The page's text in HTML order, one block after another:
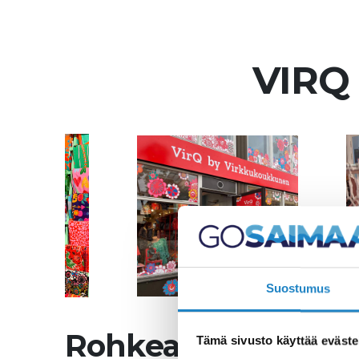
Suostumus
Tämä sivusto käyttää
Rohkea ja